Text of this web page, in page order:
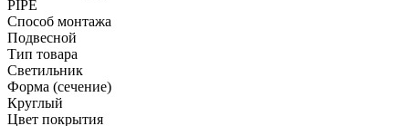
PIPE
Способ монтажа
Подвесной
Тип товара
Светильник
Форма (сечение)
Круглый
Цвет покрытия